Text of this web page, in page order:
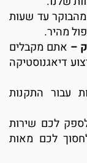
עד שעות
מהיר.
אתם מקבלים
דיאגנוסטיקה
עבור התקנות
לכם שירות
לכם מאות